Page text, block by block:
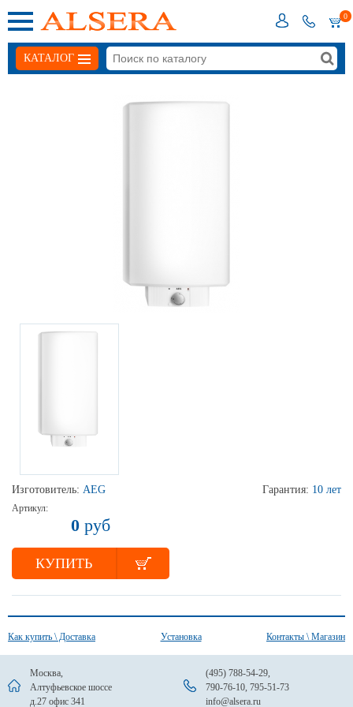
0
КАТАЛОГ
Изготовитель: AEG Гарантия: 10 лет
Артикул:
0 руб
КУПИТЬ
Как купить \ Доставка Установка Контакты \ Магазин
Москва,
Алтуфьевское шоссе
д.27 офис 341
(495) 788-54-29,
790-76-10, 795-51-73
info@alsera.ru